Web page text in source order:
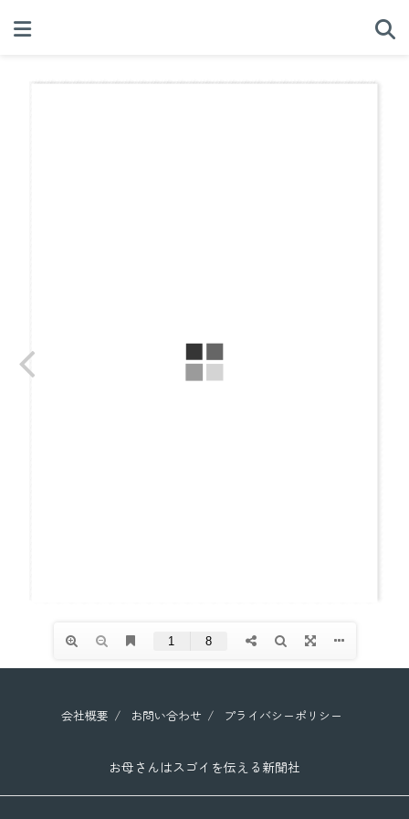
会社概要 お問い合わせ プライバシーポリシー
お母さんはスゴイを伝える新聞社